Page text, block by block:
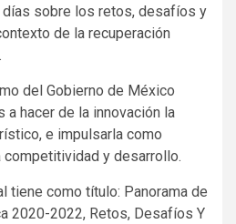
sobre los retos, desafíos y
de la recuperación
del Gobierno de México
hacer de la innovación la
e impulsarla como
y desarrollo.
tiene como título: Panorama de
2020-2022, Retos, Desafíos Y